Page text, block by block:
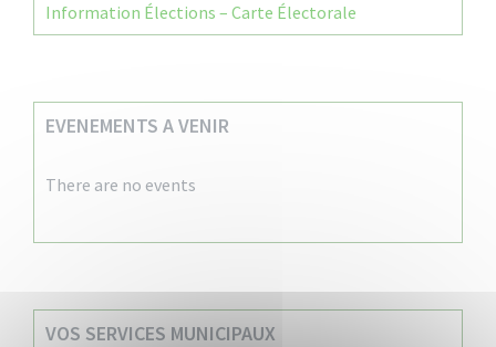
Information Élections – Carte Électorale
EVENEMENTS A VENIR
There are no events
VOS SERVICES MUNICIPAUX